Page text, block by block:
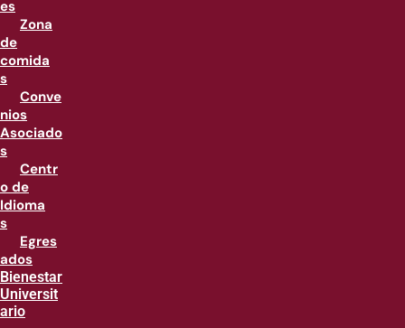
es
Zona
de
comida
s
Conve
nios
Asociado
s
Centr
o de
Idioma
s
Egres
ados
Bienestar
Universit
ario